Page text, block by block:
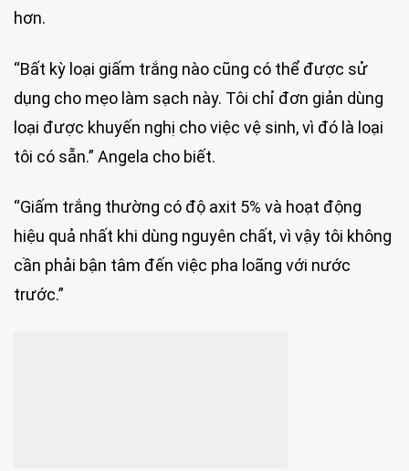
hơn.
“Bất kỳ loại giấm trắng nào cũng có thể được sử
dụng cho mẹo làm sạch này. Tôi chỉ đơn giản dùng
loại được khuyến nghị cho việc vệ sinh, vì đó là loại
tôi có sẵn.” Angela cho biết.
“Giấm trắng thường có độ axit 5% và hoạt động
hiệu quả nhất khi dùng nguyên chất, vì vậy tôi không
cần phải bận tâm đến việc pha loãng với nước
trước.”